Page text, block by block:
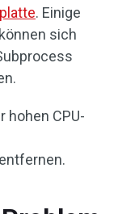
. Einige
sich
hohen CPU-